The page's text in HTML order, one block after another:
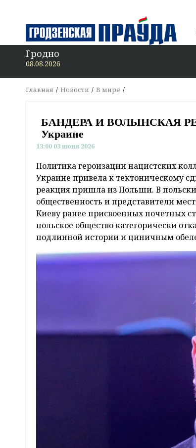
Гродно
08.08.2026 В
Главная Новости В мире
БАНДЕРА И ВОЛЫНСКАЯ
Украине
13:00 03 июня 2026
Политика героизации нацистских
Украине привела к тектоническому
реакция пришла из Польши. В
общественность и представители
Киеву ранее присвоенных почетных
польское общество категорически
подлинной истории и циничным